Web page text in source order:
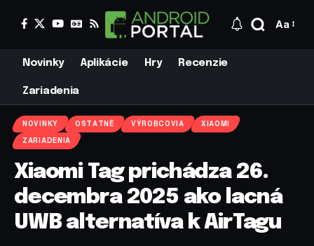
Aa
Novinky Aplikácie Hry Recenzie
Zariadenia
NOVINKY OSTATNÉ VÝROBCOVIA XIAOMI
ZARIADENIA
Xiaomi Tag prichádza 26.
decembra 2025 ako lacná
UWB alternatíva k AirTagu